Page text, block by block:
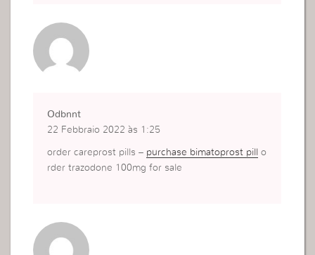
Odbnnt
22 Febbraio 2022 às 1:25
order careprost pills – purchase bimatoprost pill
o
rder trazodone 100mg for sale